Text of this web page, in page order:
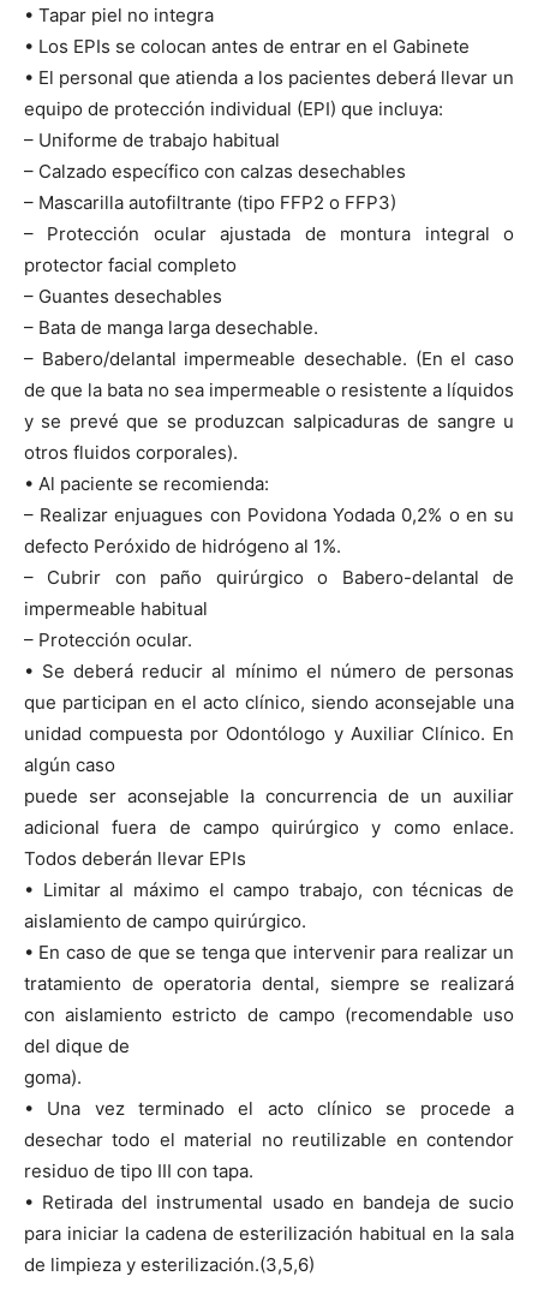
• Tapar piel no integra
• Los EPIs se colocan antes de entrar en el Gabinete
• El personal que atienda a los pacientes deberá llevar un
equipo de protección individual (EPI) que incluya:
– Uniforme de trabajo habitual
– Calzado específico con calzas desechables
– Mascarilla autofiltrante (tipo FFP2 o FFP3)
– Protección ocular ajustada de montura integral o
protector facial completo
– Guantes desechables
– Bata de manga larga desechable.
– Babero/delantal impermeable desechable. (En el caso
de que la bata no sea impermeable o resistente a líquidos
y se prevé que se produzcan salpicaduras de sangre u
otros fluidos corporales).
• Al paciente se recomienda:
– Realizar enjuagues con Povidona Yodada 0,2% o en su
defecto Peróxido de hidrógeno al 1%.
– Cubrir con paño quirúrgico o Babero-delantal de
impermeable habitual
– Protección ocular.
• Se deberá reducir al mínimo el número de personas
que participan en el acto clínico, siendo aconsejable una
unidad compuesta por Odontólogo y Auxiliar Clínico. En
algún caso
puede ser aconsejable la concurrencia de un auxiliar
adicional fuera de campo quirúrgico y como enlace.
Todos deberán llevar EPIs
• Limitar al máximo el campo trabajo, con técnicas de
aislamiento de campo quirúrgico.
• En caso de que se tenga que intervenir para realizar un
tratamiento de operatoria dental, siempre se realizará
con aislamiento estricto de campo (recomendable uso
del dique de
goma).
• Una vez terminado el acto clínico se procede a
desechar todo el material no reutilizable en contendor
residuo de tipo III con tapa.
• Retirada del instrumental usado en bandeja de sucio
para iniciar la cadena de esterilización habitual en la sala
de limpieza y esterilización.(3,5,6)